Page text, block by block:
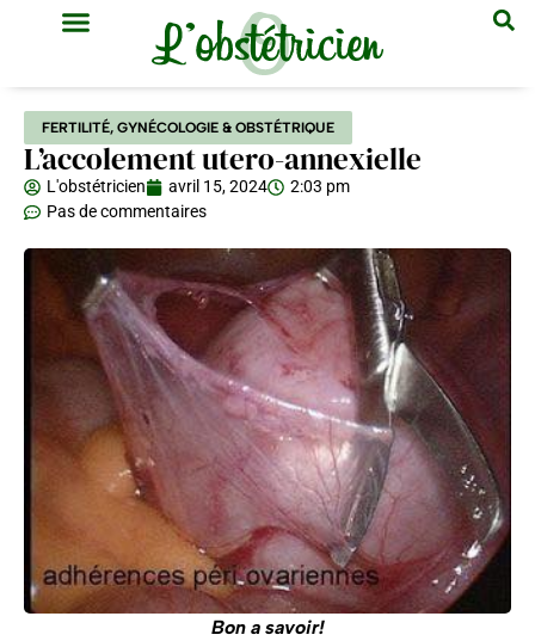
FERTILITÉ, GYNÉCOLOGIE & OBSTÉTRIQUE
L’accolement utero-annexielle
L'obstétricien avril 15, 2024
2:03 pm
Pas de commentaires
Bon a savoir!